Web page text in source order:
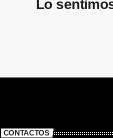
Lo
CONTACTOS